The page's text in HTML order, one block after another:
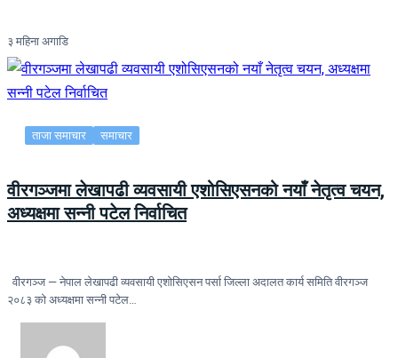
३ महिना अगाडि
ताजा समाचार समाचार
वीरगञ्जमा लेखापढी व्यवसायी एशोसिएसनको नयाँ नेतृत्व चयन,
अध्यक्षमा सन्नी पटेल निर्वाचित
वीरगञ्ज — नेपाल लेखापढी व्यवसायी एशोसिएसन पर्सा जिल्ला अदालत कार्य समिति वीरगञ्ज
२०८३ को अध्यक्षमा सन्नी पटेल…